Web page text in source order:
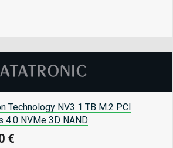
Technology NV3 1 TB M.2 PCI
4.0 NVMe 3D NAND
€